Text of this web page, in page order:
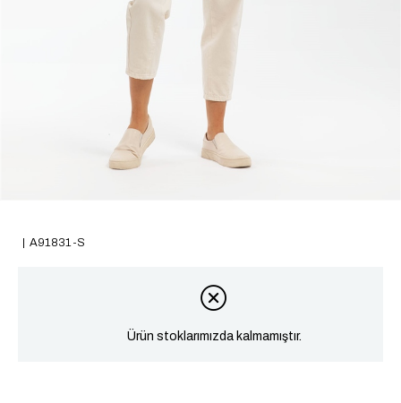
A91831-S
Ürün stoklarımızda kalmamıştır.